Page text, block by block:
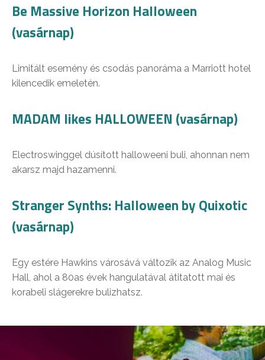
Be Massive Horizon Halloween
(vasárnap)
Limitált esemény és csodás panoráma a Marriott hotel
kilencedik emeletén.
MADAM likes HALLOWEEN (vasárnap)
Electroswinggel dúsított halloweeni buli, ahonnan nem
akarsz majd hazamenni.
Stranger Synths: Halloween by Quixotic
(vasárnap)
Egy estére Hawkins városává változik az Analog Music
Hall, ahol a 80as évek hangulatával átitatott mai és
korabeli slágerekre bulizhatsz.